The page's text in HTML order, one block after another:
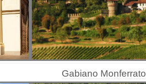
Gabiano Monferrato